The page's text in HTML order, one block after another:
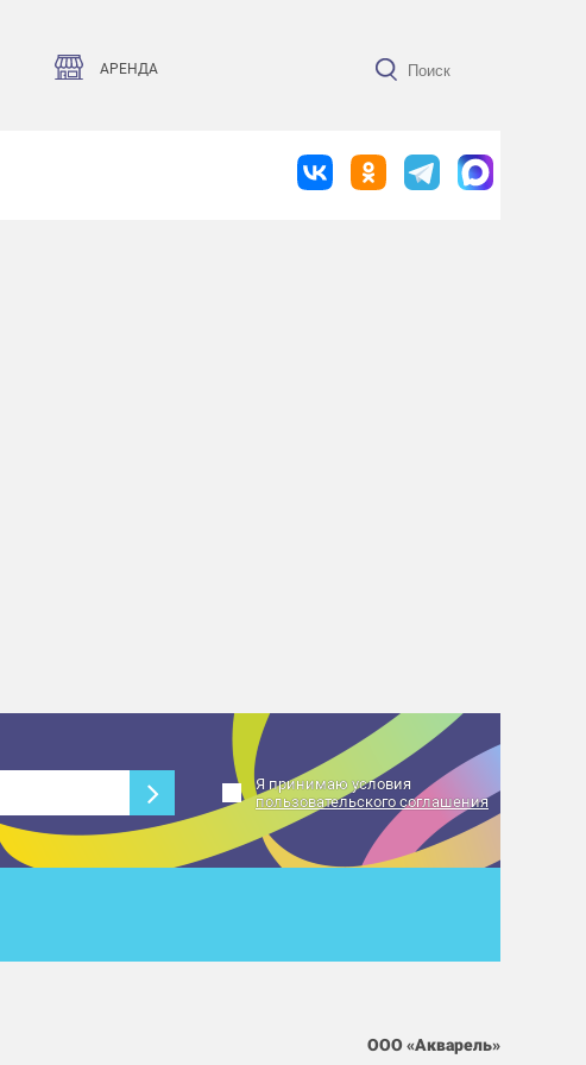
АРЕНДА
Я принимаю условия
пользовательского соглашения
ООО «Акварель»